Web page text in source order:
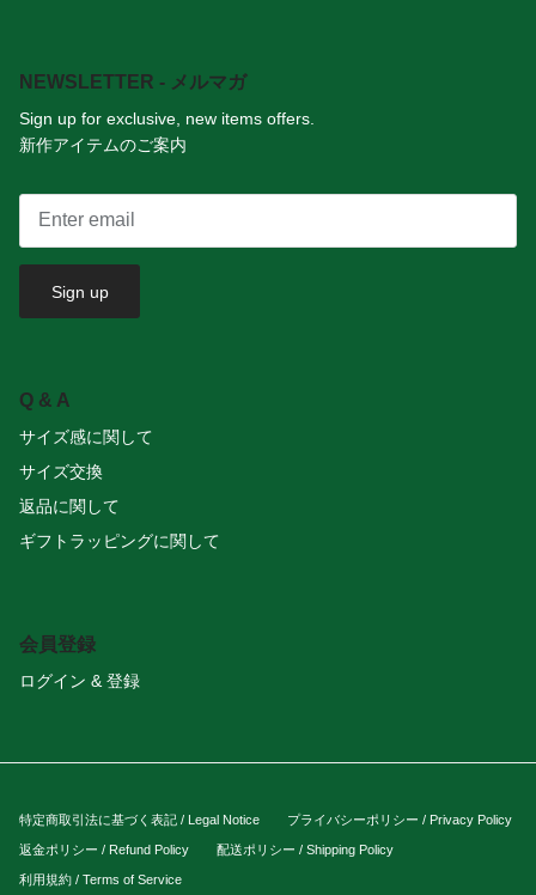
NEWSLETTER - メルマガ
Sign up for exclusive, new items offers.
新作アイテムのご案内
Sign up
Q & A
サイズ感に関して
サイズ交換
返品に関して
ギフトラッピングに関して
会員登録
ログイン & 登録
特定商取引法に基づく表記 / Legal Notice プライバシーポリシー / Privacy Policy
返金ポリシー / Refund Policy 配送ポリシー / Shipping Policy
利用規約 / Terms of Service